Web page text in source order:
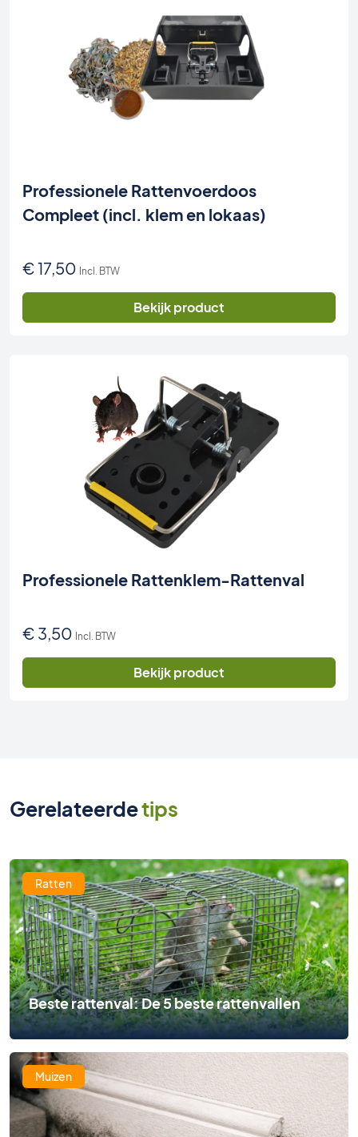
Professionele Rattenvoerdoos
Compleet (incl. klem en lokaas)
€17,50 Incl. BTW
Bekijk product
Professionele Rattenklem-Rattenval
€ 3,50 Incl. BTW
Bekijk product
Gerelateerdetips
Ratten
Beste rattenval: De 5 beste rattenvallen
Muizen